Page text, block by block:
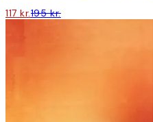
117 kr.195 kr.